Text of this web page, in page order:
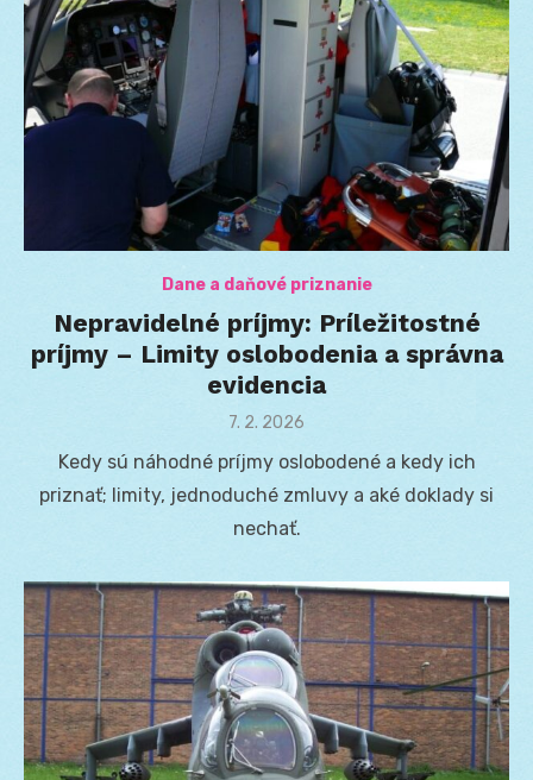
Dane a daňové priznanie
Nepravidelné príjmy: Príležitostné
príjmy – Limity oslobodenia a správna
evidencia
Posted
7. 2. 2026
Kedy sú náhodné príjmy oslobodené a kedy ich
priznať; limity, jednoduché zmluvy a aké doklady si
nechať.